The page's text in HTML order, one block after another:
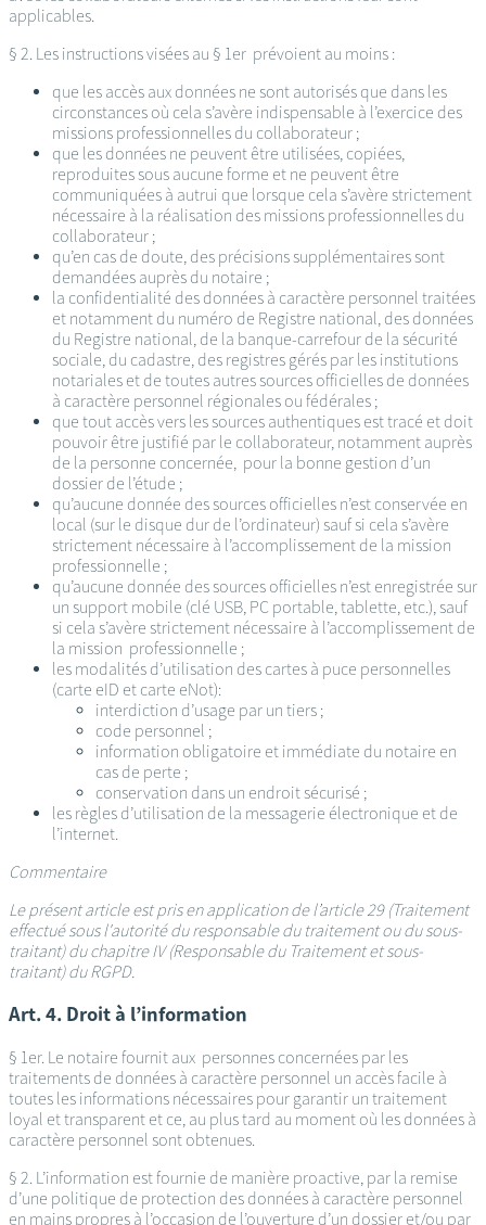
applicables.
§ 2. Les instructions visées au § 1er prévoient au moins :
que les accès aux données ne sont autorisés que dans les
circonstances où cela s’avère indispensable à l’exercice des
missions professionnelles du collaborateur ;
que les données ne peuvent être utilisées, copiées,
reproduites sous aucune forme et ne peuvent être
communiquées à autrui que lorsque cela s’avère strictement
nécessaire à la réalisation des missions professionnelles du
collaborateur ;
qu’en cas de doute, des précisions supplémentaires sont
demandées auprès du notaire ;
la confidentialité des données à caractère personnel traitées
et notamment du numéro de Registre national, des données
du Registre national, de la banque-carrefour de la sécurité
sociale, du cadastre, des registres gérés par les institutions
notariales et de toutes autres sources officielles de données
à caractère personnel régionales ou fédérales ;
que tout accès vers les sources authentiques est tracé et doit
pouvoir être justifié par le collaborateur, notamment auprès
de la personne concernée, pour la bonne gestion d’un
dossier de l’étude ;
qu’aucune donnée des sources officielles n’est conservée en
local (sur le disque dur de l’ordinateur) sauf si cela s’avère
strictement nécessaire à l’accomplissement de la mission
professionnelle ;
qu’aucune donnée des sources officielles n’est enregistrée sur
un support mobile (clé USB, PC portable, tablette, etc.), sauf
si cela s’avère strictement nécessaire à l’accomplissement de
la mission professionnelle ;
les modalités d’utilisation des cartes à puce personnelles
(carte eID et carte eNot):
interdiction d’usage par un tiers ;
code personnel ;
information obligatoire et immédiate du notaire en
cas de perte ;
conservation dans un endroit sécurisé ;
les règles d’utilisation de la messagerie électronique et de
l’internet.
Commentaire
Le présent article est pris en application de l’article 29 (Traitement
effectué sous l'autorité du responsable du traitement ou du sous-
traitant) du chapitre IV (Responsable du Traitement et sous-
traitant) du RGPD.
Art. 4. Droit à l’information
§ 1er. Le notaire fournit aux personnes concernées par les
traitements de données à caractère personnel un accès facile à
toutes les informations nécessaires pour garantir un traitement
loyal et transparent et ce, au plus tard au moment où les données à
caractère personnel sont obtenues.
§ 2. L’information est fournie de manière proactive, par la remise
d’une politique de protection des données à caractère personnel
en mains propres à l’occasion de l’ouverture d’un dossier et/ou par